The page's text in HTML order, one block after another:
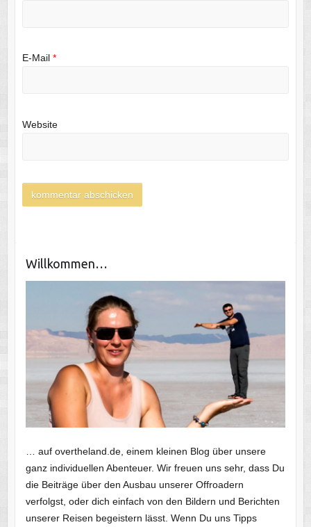
E-Mail *
Website
Willkommen…
… auf overtheland.de, einem kleinen Blog über unsere
ganz individuellen Abenteuer. Wir freuen uns sehr, dass Du
die Beiträge über den Ausbau unserer Offroadern
verfolgst, oder dich einfach von den Bildern und Berichten
unserer Reisen begeistern lässt. Wenn Du uns Tipps